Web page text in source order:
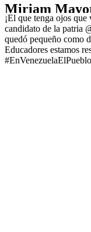
Miriam
¡El que tenga ojos
candidato de la patria
quedó pequeño como
Educadores estamos